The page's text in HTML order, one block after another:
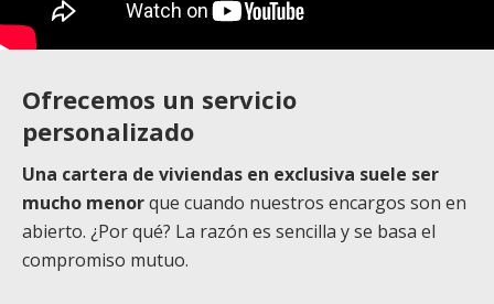
Ofrecemos un servicio
personalizado
Una cartera de viviendas en exclusiva suele ser
mucho menorque cuando nuestros encargos son en
abierto. ¿Por qué? La razón es sencilla y se basa el
compromiso mutuo.